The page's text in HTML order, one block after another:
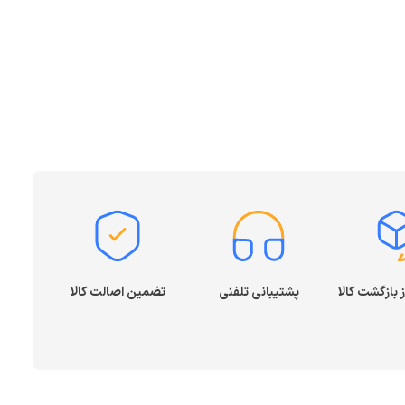
و اینترنت را می‌دهد. اما مودم شبیه به یک پل ارتباطی
مختلفی برای ارتباط درون شبکه عرضه می‌کند. مودم بدون
نمی‌کند. این در حالی است که مودم صرفاً برای متصل شدن
پشتیبانی تلفنی تضمین اصالت کالا